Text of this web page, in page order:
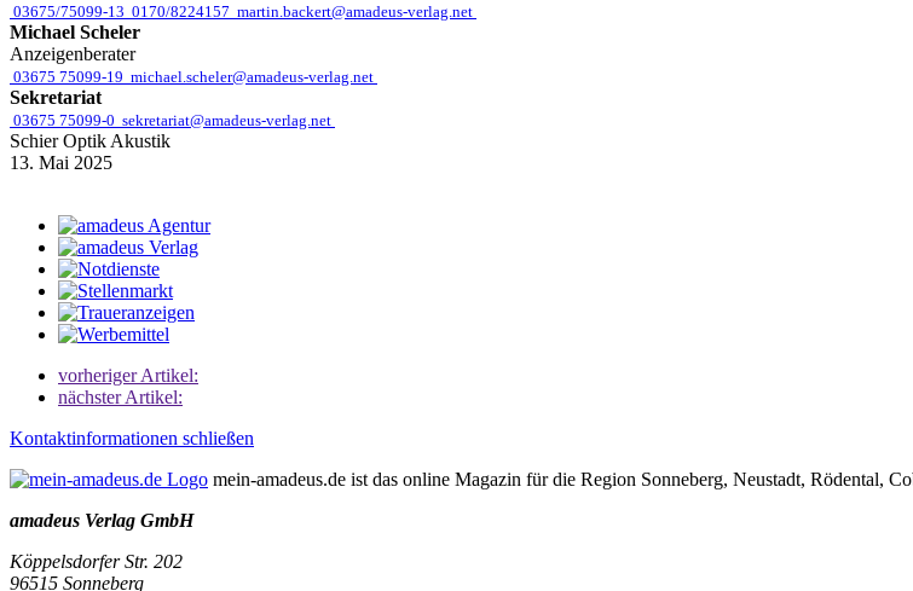
03675/75099-13 0170/8224157 martin.backert@amadeus-verlag.net
Michael Scheler
Anzeigenberater
03675 75099-19 michael.scheler@amadeus-verlag.net
Sekretariat
03675 75099-0 sekretariat@amadeus-verlag.net
Schier Optik Akustik
13. Mai 2025
vorheriger Artikel:
nächster Artikel:
Kontaktinformationen schließen
mein-amadeus.de ist das online Magazin für die Region Sonneberg, Neustadt, Rödental,
amadeus Verlag GmbH
Köppelsdorfer Str. 202
96515 Sonneberg